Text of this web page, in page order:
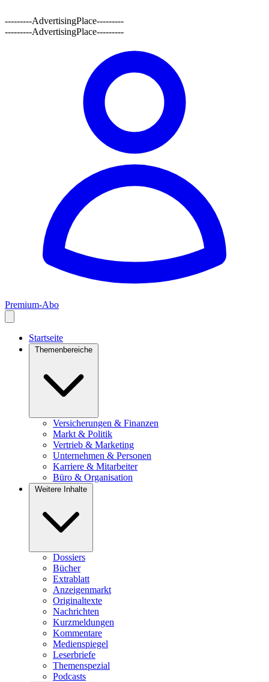
---------AdvertisingPlace---------
---------AdvertisingPlace---------
Premium-Abo
Startseite
Themenbereiche
Versicherungen & Finanzen
Markt & Politik
Vertrieb & Marketing
Unternehmen & Personen
Karriere & Mitarbeiter
Büro & Organisation
Weitere Inhalte
Dossiers
Bücher
Extrablatt
Anzeigenmarkt
Originaltexte
Nachrichten
Kurzmeldungen
Kommentare
Medienspiegel
Leserbriefe
Themenspezial
Podcasts